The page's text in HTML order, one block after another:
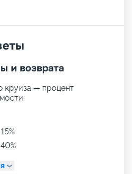
и возврата
круиза — процент